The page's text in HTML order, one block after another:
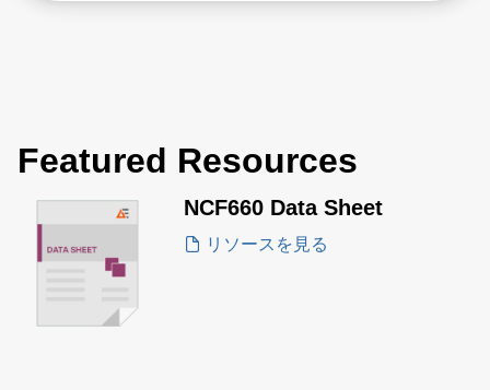
Featured Resources
NCF660 Data Sheet
リソースを見る